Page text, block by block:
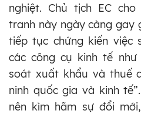
nghiệt. Chủ tịch EC
tranh này ngày càng gay
tiếp tục chứng kiến việc
các công cụ kinh tế
soát xuất khẩu và thuế
ninh quốc gia và kinh
nên kìm hãm sự đổi